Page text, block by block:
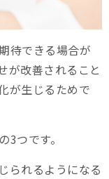
待できる場合が
が改善されること
が生じるためで
つです。
られるようになる